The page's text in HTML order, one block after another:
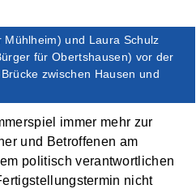
und Laura Schulz
für Obertshausen) vor der
zwischen Hausen und
immer mehr zur
und Betroffenen am
politisch verantwortlichen
nicht